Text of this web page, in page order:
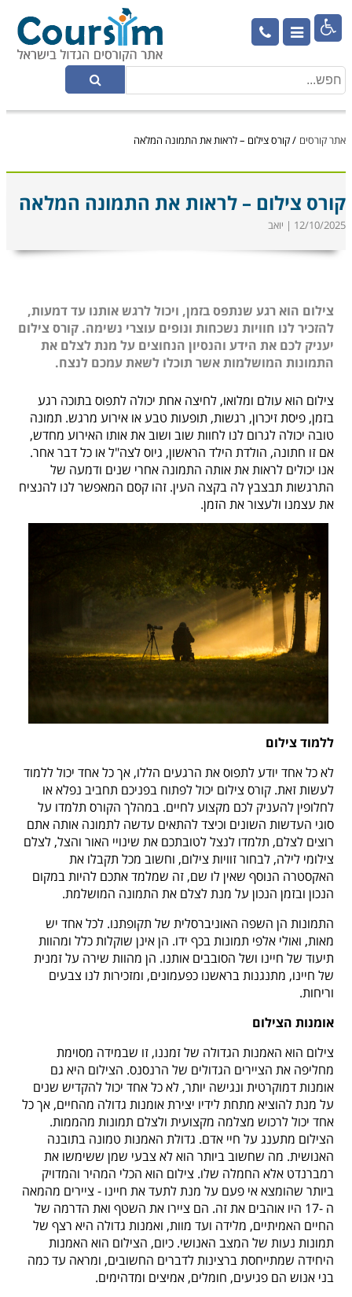

אתר קורסים /קורס צילום – לראות את התמונה המלאה
קורס צילום – לראות את התמונה המלאה
12/10/2025 | יואב
צילום הוא רגע שנתפס בזמן, ויכול לרגש אותנו עד דמעות,
להזכיר לנו חוויות נשכחות ונופים עוצרי נשימה. קורס צילום
יעניק לכם את הידע והנסיון הנחוצים על מנת לצלם את
התמונות המושלמות אשר תוכלו לשאת עמכם לנצח.
צילום הוא עולם ומלואו, לחיצה אחת יכולה לתפוס בתוכה רגע
בזמן, פיסת זיכרון, רגשות, תופעות טבע או אירוע מרגש. תמונה
טובה יכולה לגרום לנו לחוות שוב ושוב את אותו האירוע מחדש,
אם זו חתונה, הולדת הילד הראשון, גיוס לצה"ל או כל דבר אחר.
אנו יכולים לראות את אותה התמונה אחרי שנים ודמעה של
התרגשות תבצבץ לה בקצה העין. זהו קסם המאפשר לנו להנציח
את עצמנו ולעצור את הזמן.
ללמוד צילום
לא כל אחד יודע לתפוס את הרגעים הללו, אך כל אחד יכול ללמוד
לעשות זאת. קורס צילום יכול לפתוח בפניכם תחביב נפלא או
לחלופין להעניק לכם מקצוע לחיים. במהלך הקורס תלמדו על
סוגי העדשות השונים וכיצד להתאים עדשה לתמונה אותה אתם
רוצים לצלם, תלמדו לנצל לטובתכם את שינויי האור והצל, לצלם
צילומי לילה, לבחור זוויות צילום, וחשוב מכל תקבלו את
האקסטרה הנוסף שאין לו שם, זה שמלמד אתכם להיות במקום
הנכון ובזמן הנכון על מנת לצלם את התמונה המושלמת.
התמונות הן השפה האוניברסלית של תקופתנו. לכל אחד יש
מאות, ואולי אלפי תמונות בכף ידו. הן אינן שוקלות כלל ומהוות
תיעוד של חיינו ושל הסובבים אותנו. הן מהוות שירה על זמנית
של חיינו, מתנגנות בראשנו כפעמונים, ומזכירות לנו צבעים
וריחות.
אומנות הצילום
צילום הוא האמנות הגדולה של זמננו, זו שבמידה מסוימת
מחליפה את הציירים הגדולים של הרנסנס. הצילום היא גם
אומנות דמוקרטית ונגישה יותר, לא כל אחד יכול להקדיש שנים
על מנת להוציא מתחת לידיו יצירת אומנות גדולה מהחיים, אך כל
אחד יכול לרכוש מצלמה מקצועית ולצלם תמונות מהממות.
הצילום מתענג על חיי אדם. גדולת האמנות טמונה בתובנה
האנושית. מה שחשוב ביותר הוא לא צבעי שמן ששימשו את
רמברנדט אלא החמלה שלו. צילום הוא הכלי המהיר והמדויק
ביותר שהומצא אי פעם על מנת לתעד את חיינו - ציירים מהמאה
ה -17 היו אוהבים את זה.
הם ציירו את השטף ואת הדרמה של
החיים האמיתיים, מלידה ועד מוות, ואמנות גדולה היא רצף של
תמונות נעות של המצב האנושי. כיום, הצילום הוא האמנות
היחידה שמתייחסת ברצינות לדברים החשובים, ומראה עד כמה
בני אנוש הם פגיעים, חומלים, אמיצים ומדהימים.